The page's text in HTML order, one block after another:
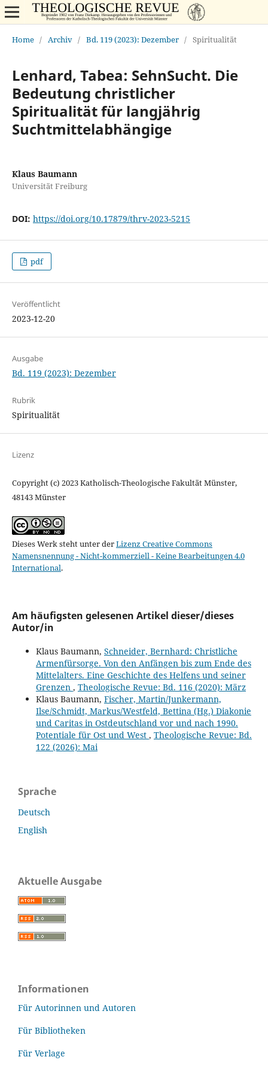
Home / Archiv / Bd. 119 (2023): Dezember / Spiritualität
Lenhard, Tabea: SehnSucht. Die
Bedeutung christlicher
Spiritualität für langjährig
Suchtmittelabhängige
Klaus Baumann
Universität Freiburg
DOI: https://doi.org/10.17879/thrv-2023-5215
pdf
Veröffentlicht
2023-12-20
Ausgabe
Bd. 119 (2023): Dezember
Rubrik
Spiritualität
Lizenz
Copyright (c) 2023 Katholisch-Theologische Fakultät Münster,
48143 Münster
Dieses Werk steht unter derLizenz Creative Commons
Namensnennung - Nicht-kommerziell - Keine Bearbeitungen 4.0
International.
Am häufigsten gelesenen Artikel dieser/dieses
Autor/in
Klaus Baumann, Schneider, Bernhard: Christliche
Armenfürsorge. Von den Anfängen bis zum Ende des
Mittelalters. Eine Geschichte des Helfens und seiner
Grenzen , Theologische Revue: Bd. 116 (2020): März
Klaus Baumann, Fischer, Martin/Junkermann,
Ilse/Schmidt, Markus/Westfeld, Bettina (Hg.) Diakonie
und Caritas in Ostdeutschland vor und nach 1990.
Potentiale für Ost und West , Theologische Revue: Bd.
122 (2026): Mai
Sprache
Deutsch
English
Aktuelle Ausgabe
Informationen
Für Autorinnen und Autoren
Für Bibliotheken
Für Verlage